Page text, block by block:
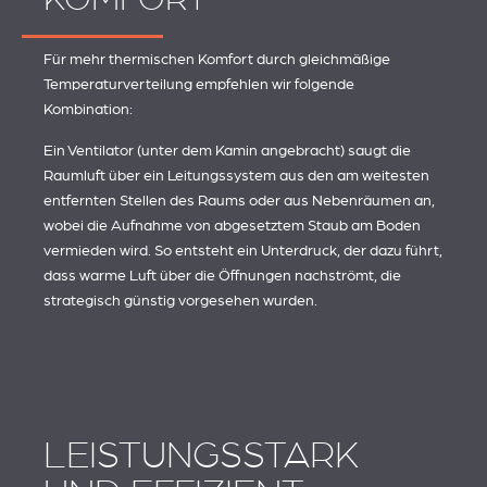
Für mehr thermischen Komfort durch gleichmäßige
Temperaturverteilung empfehlen wir folgende
Kombination:
Ein Ventilator (unter dem Kamin angebracht) saugt die
Raumluft über ein Leitungssystem aus den am weitesten
entfernten Stellen des Raums oder aus Nebenräumen an,
wobei die Aufnahme von abgesetztem Staub am Boden
vermieden wird. So entsteht ein Unterdruck, der dazu führt,
dass warme Luft über die Öffnungen nachströmt, die
strategisch günstig vorgesehen wurden.
LEISTUNGSSTARK